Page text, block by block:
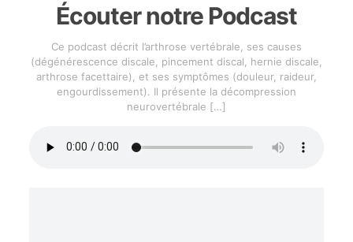
Écouter notre Podcast
Ce podcast décrit l’arthrose vertébrale, ses causes
(dégénérescence discale, pincement discal, hernie discale,
arthrose facettaire), et ses symptômes (douleur, raideur,
engourdissement). Il présente la décompression
neurovertébrale […]